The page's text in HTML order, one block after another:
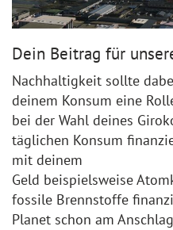
Dein Beitrag für
Nachhaltigkeit sollte
deinem Konsum eine
bei der Wahl deines
täglichen Konsum
mit deinem
Geld beispielsweise
fossile Brennstoffe
Planet schon am